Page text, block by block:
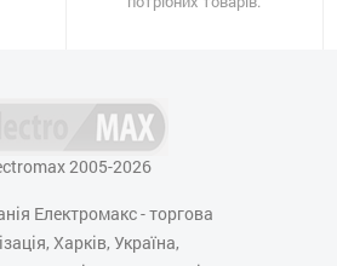
2005-2026
Електромакс - торгова
Харків, Україна,